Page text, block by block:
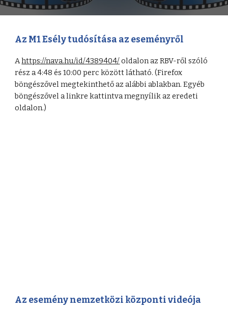
Az M1 Esély tudósítása az eseményről
Ahttps://nava.hu/id/4389404/oldalon az RBV-ről szóló
rész a 4:48 és 10:00 perc között látható. (Firefox
böngészővel megtekinthető az alábbi ablakban. Egyéb
böngészővel a linkre kattintva megnyílik az eredeti
oldalon.)
Az esemény nemzetközi központi videója